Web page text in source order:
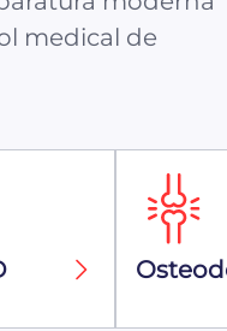
medical de